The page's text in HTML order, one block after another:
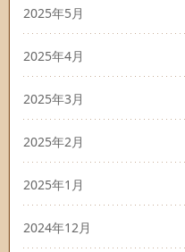
2025年5月
2025年4月
2025年3月
2025年2月
2025年1月
2024年12月